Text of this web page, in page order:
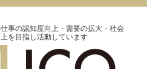
事の認知度向上・需要の拡大・社会
を目指し活動しています